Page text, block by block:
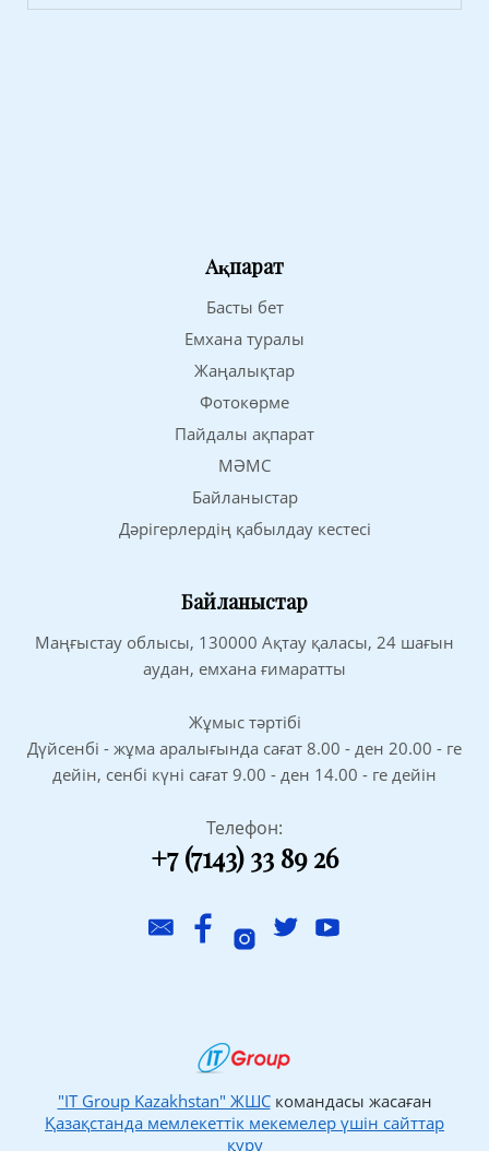
Ақпарат
Басты бет
Емхана туралы
Жаңалықтар
Фотокөрме
Пайдалы ақпарат
МӘМС
Байланыстар
Дәрігерлердің қабылдау кестесі
Байланыстар
Маңғыстау облысы, 130000 Ақтау қаласы, 24 шағын
аудан, емхана ғимаратты
Жұмыс тәртібі
Дүйсенбі - жұма аралығында сағат 8.00 - ден 20.00 - ге
дейін, сенбі күні сағат 9.00 - ден 14.00 - ге дейін
Телефон:
+7 (7143) 33 89 26
"IT Group Kazakhstan" ЖШСкомандасы жасаған
Қазақстанда мемлекеттік мекемелер үшін сайттар
құру